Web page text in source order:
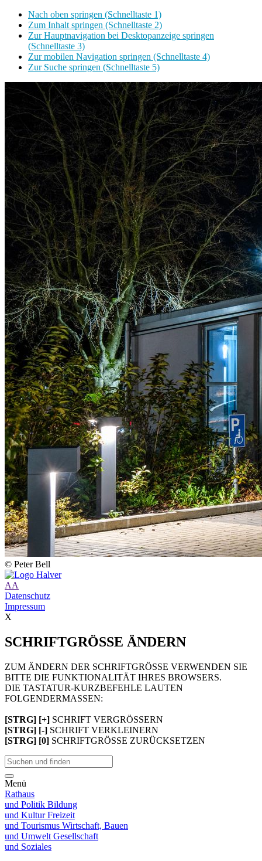
Nach oben springen (Schnelltaste 1)
Zum Inhalt springen (Schnelltaste 2)
Zur Hauptnavigation bei Desktopanzeige springen
(Schnelltaste 3)
Zur mobilen Navigation springen (Schnelltaste 4)
Zur Suche springen (Schnelltaste 5)
© Peter Bell
AA
Datenschutz
Impressum
X
SCHRIFTGRÖSSE ÄNDERN
ZUM ÄNDERN DER SCHRIFTGRÖSSE VERWENDEN SIE
BITTE DIE FUNKTIONALITÄT IHRES BROWSERS.
DIE TASTATUR-KURZBEFEHLE LAUTEN
FOLGENDERMASSEN:
[STRG] [+] SCHRIFT VERGRÖSSERN
[STRG] [-] SCHRIFT VERKLEINERN
[STRG] [0] SCHRIFTGRÖSSE ZURÜCKSETZEN
Menü
Rathaus
und Politik Bildung
und KulturFreizeit
und Tourismus Wirtschaft, Bauen
und Umwelt Gesellschaft
und Soziales